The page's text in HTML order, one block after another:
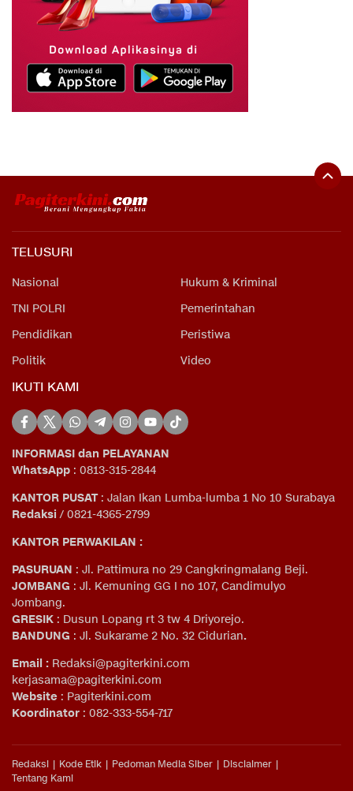
TELUSURI
Nasional
Hukum & Kriminal
TNI POLRI
Pemerintahan
Pendidikan
Peristiwa
Politik
Video
IKUTI KAMI
INFORMASI dan PELAYANAN
WhatsApp : 0813-315-2844
KANTOR PUSAT: Jalan Ikan Lumba-lumba 1 No 10 Surabaya
Redaksi / 0821-4365-2799
KANTOR PERWAKILAN :
PASURUAN : Jl. Pattimura no 29 Cangkringmalang Beji.
JOMBANG : Jl. Kemuning GG I no 107, Candimulyo
Jombang.
GRESIK : Dusun Lopang rt 3 tw 4 Driyorejo.
BANDUNG : Jl. Sukarame 2 No. 32 Cidurian.
Email : Redaksi@pagiterkini.com
kerjasama@pagiterkini.com
Website : Pagiterkini.com
Koordinator : 082-333-554-717
Redaksi Kode Etik Pedoman Media Siber
Disclaimer
Tentang Kami